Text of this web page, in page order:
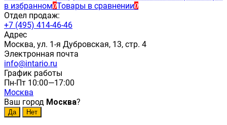
в избранном0Товары в сравнении0
Отдел продаж:
+7 (495) 414-46-46
Адрес
Москва, ул. 1-я Дубровская, 13, стр. 4
Электронная почта
info@intario.ru
График работы
Пн-Пт 10:00—17:00
Москва
Ваш город Москва?